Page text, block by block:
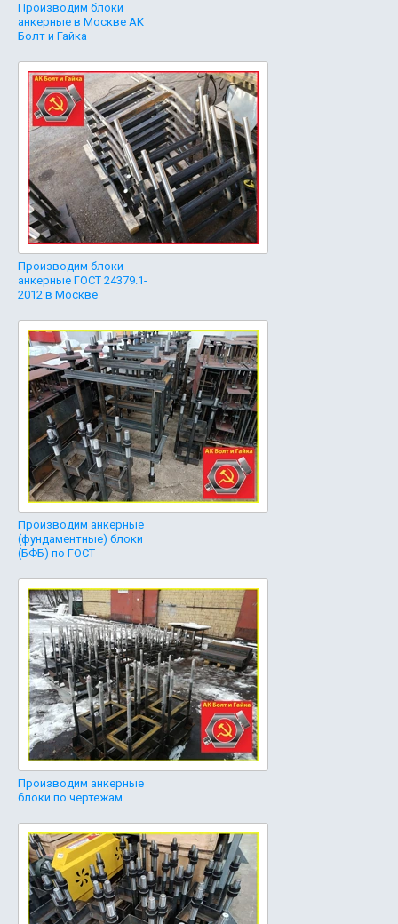
Производим блоки
анкерные в Москве АК
Болт и Гайка
Производим блоки
анкерные ГОСТ 24379.1-
2012 в Москве
Производим анкерные
(фундаментные) блоки
(БФБ) по ГОСТ
Производим анкерные
блоки по чертежам